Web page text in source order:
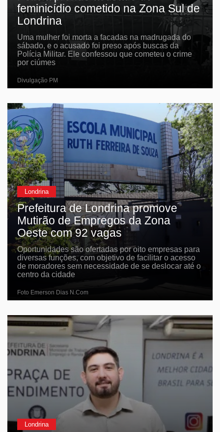
feminicídio cometido na Zona Sul de
Londrina
Uma mulher foi morta a facadas na madrugada do
sábado, e o acusado foi preso após buscas da
Polícia Militar. Ele confessou que cometeu o crime
por ciúmes
Divulgação PM
Londrina
Prefeitura de Londrina promove
Mutirão de Empregos da Zona
Oeste com 92 vagas
Oportunidades são ofertadas por oito empresas para
diversas funções, com objetivo de facilitar o acesso
de moradores sem necessidade de se deslocar até o
centro da cidade
Foto Emerson Dias N.Com
Londrina